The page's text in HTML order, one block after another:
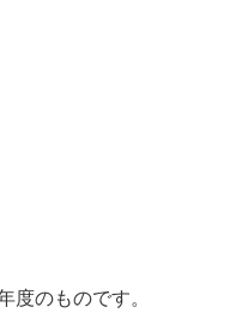
度のものです。